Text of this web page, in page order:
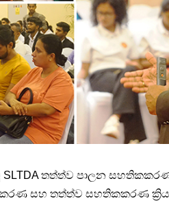
තත්ත්ව පාලන සහතිකකරණ
සහ තත්ත්ව සහතිකකරණ